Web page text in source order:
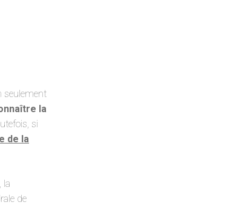
seulement
la
si
de la
la
de